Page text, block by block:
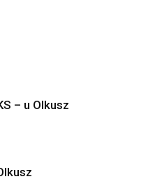
– u Olkusz